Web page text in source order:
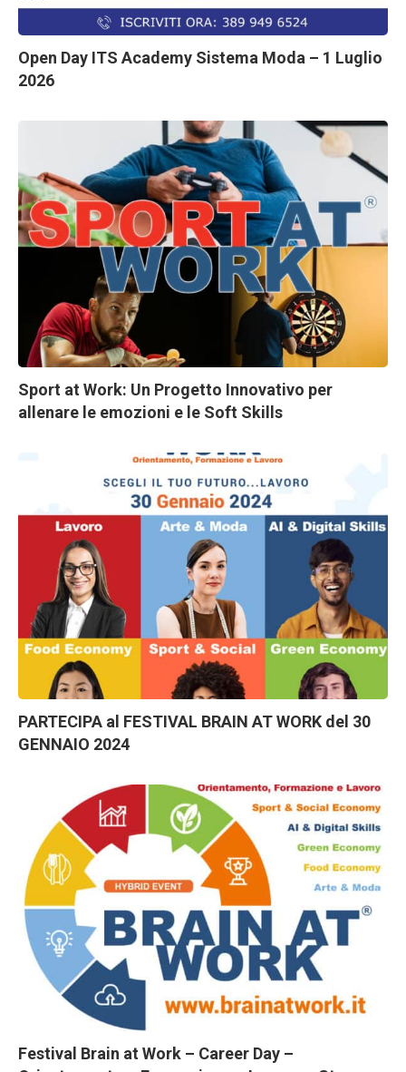
Open Day ITS Academy Sistema Moda – 1 Luglio
2026
Sport at Work: Un Progetto Innovativo per
allenare le emozioni e le Soft Skills
PARTECIPA al FESTIVAL BRAIN AT WORK del 30
GENNAIO 2024
Festival Brain at Work – Career Day –